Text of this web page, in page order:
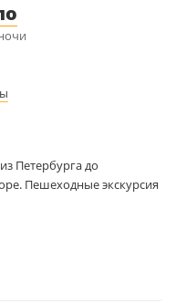
Петербурга до
Пешеходные экскурсия